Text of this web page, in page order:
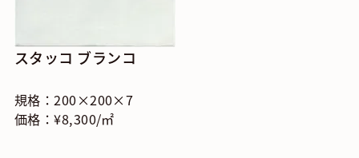
スタッコ ブランコ
規格：200×200×7
価格：¥8,300/㎡